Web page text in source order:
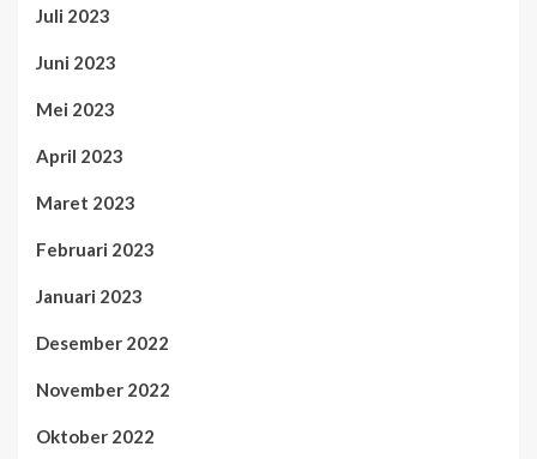
Juli 2023
Juni 2023
Mei 2023
April 2023
Maret 2023
Februari 2023
Januari 2023
Desember 2022
November 2022
Oktober 2022